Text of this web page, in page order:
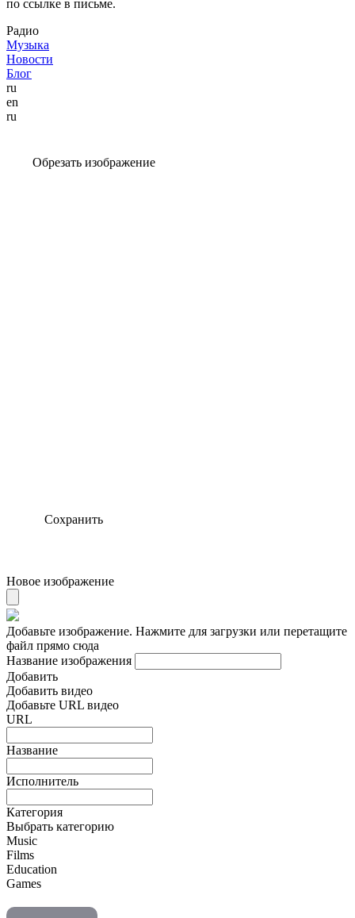
по ссылке в письме.
Радио
Музыка
Новости
Блог
ru
en
ru
Обрезать изображение
Сохранить
Новое изображение
Добавьте изображение. Нажмите для загрузки или перетащите
файл прямо сюда
Название изображения
Добавить
Добавить видео
Добавьте URL видео
URL
Название
Исполнитель
Категория
Выбрать категорию
Music
Films
Education
Games